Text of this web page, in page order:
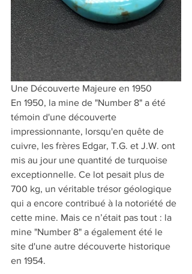
Une Découverte Majeure en 1950
En 1950, la mine de "Number 8" a été
témoin d'une découverte
impressionnante, lorsqu'en quête de
cuivre, les frères Edgar, T.G. et J.W. ont
mis au jour une quantité de turquoise
exceptionnelle. Ce lot pesait plus de
700 kg, un véritable trésor géologique
qui a encore contribué à la notoriété de
cette mine. Mais ce n’était pas tout : la
mine "Number 8" a également été le
site d'une autre découverte historique
en 1954.